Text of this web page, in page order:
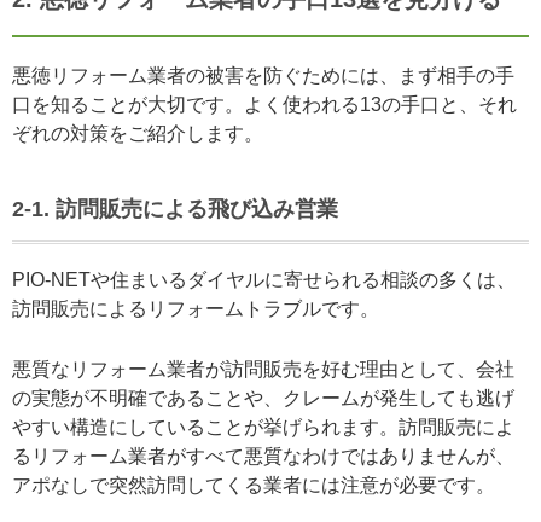
悪徳リフォーム業者の被害を防ぐためには、まず相手の手
口を知ることが大切です。よく使われる13の手口と、それ
ぞれの対策をご紹介します。
2-1. 訪問販売による飛び込み営業
PIO-NETや住まいるダイヤルに寄せられる相談の多くは、
訪問販売によるリフォームトラブルです。
悪質なリフォーム業者が訪問販売を好む理由として、会社
の実態が不明確であることや、クレームが発生しても逃げ
やすい構造にしていることが挙げられます。訪問販売によ
るリフォーム業者がすべて悪質なわけではありませんが、
アポなしで突然訪問してくる業者には注意が必要です。